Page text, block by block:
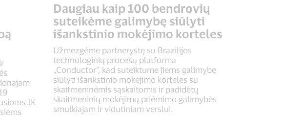
JK
Daugiau kaip 100 bendrovių
suteikėme galimybę siūlyti
išankstinio mokėjimo korteles
Užmezgėme partnerystę su Brazilijos
technologinių procesų platforma
„Conductor“, kad suteiktume jiems galimybę
siūlyti išankstinio mokėjimo korteles su
skaitmeninėmis sąskaitomis ir padidėtų
skaitmeninių mokėjimų priėmimo galimybės
smulkiajam ir vidutiniam verslui.